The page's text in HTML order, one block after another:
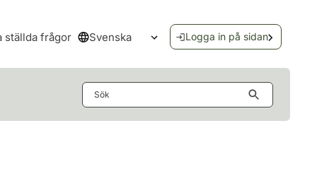
ställda frågor Svenska
Öppna språkmenyn
Logga in på sidan